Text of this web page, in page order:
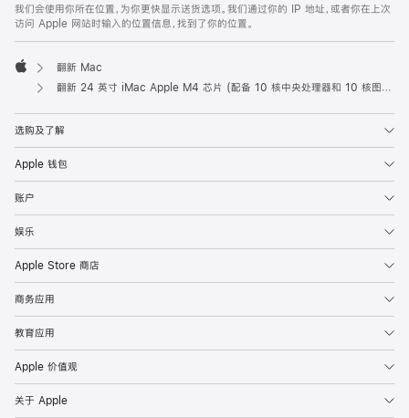
我们会使用你所在位置，为你更快显示送货选项。我们通过你的 IP 地址，或者你在上次
访问 Apple 网站时输入的位置信息，找到了你的位置。
Apple
翻新 Mac
翻新 24 英寸 iMac Apple M4 芯片 (配备 10 核中央处理器和 10 核图形处理器) 以及千兆以太网端口和纳米纹理玻璃面板 - 蓝色
选购及了解
Apple 钱包
账户
娱乐
Apple Store 商店
商务应用
教育应用
Apple 价值观
关于 Apple